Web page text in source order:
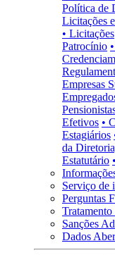
Política de
Licitações
• Licitações
Patrocínio
Empresas
Efetivos •
Estagiários
da
Estatutário
Serviço de
Perguntas
Tratamento
Sanções
Dados